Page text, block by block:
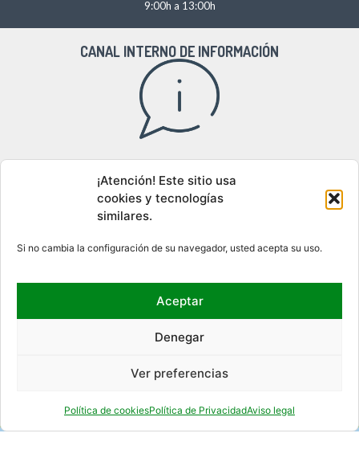
¡Atención! Este sitio usa
cookies y tecnologías
similares.
Si no cambia la configuración de su navegador, usted acepta su uso.
Aceptar
Denegar
Ver preferencias
Política de cookiesPolítica de PrivacidadAviso legal
9:00h a 13:00h
CANAL INTERNO DE INFORMACIÓN
DÓNDE ESTAMOS